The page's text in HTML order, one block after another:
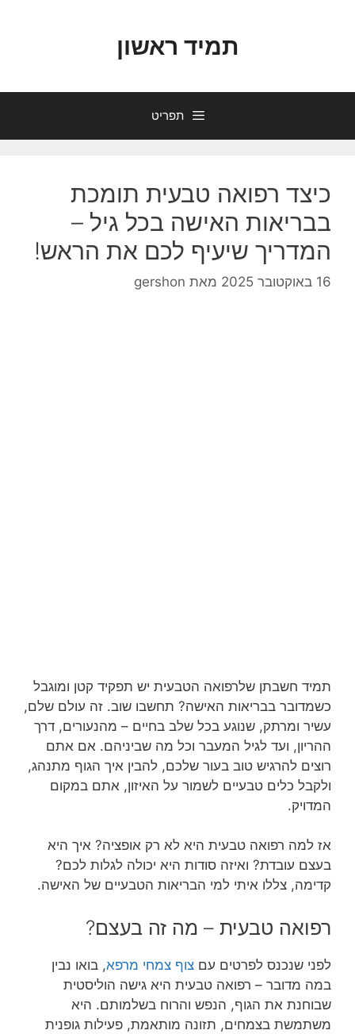
תמיד ראשון
תפריט
כיצד רפואה טבעית תומכת
בבריאות האישה בכל גיל –
המדריך שיעיף לכם את הראש!
16 באוקטובר 2025 מאת gershon
תמיד חשבתן שלרפואה הטבעית יש תפקיד קטן ומוגבל
כשמדובר בבריאות האישה? תחשבו שוב. זה עולם שלם,
עשיר ומרתק, שנוגע בכל שלב בחיים – מהנעורים, דרך
ההריון, ועד לגיל המעבר וכל מה שביניהם. אם אתם
רוצים להרגיש טוב בעור שלכם, להבין איך הגוף מתנהג,
ולקבל כלים טבעיים לשמור על האיזון, אתם במקום
המדויק.
אז למה רפואה טבעית היא לא רק אופציה? איך היא
בעצם עובדת? ואיזה סודות היא יכולה לגלות לכם?
קדימה, צללו איתי למי הבריאות הטבעיים של האישה.
רפואה טבעית – מה זה בעצם?
לפני שנכנס לפרטים עם צוף צמחי מרפא, בואו נבין
במה מדובר – רפואה טבעית היא גישה הוליסטית
שבוחנת את הגוף, הנפש והרוח בשלמותם. היא
משתמשת בצמחים, תזונה מותאמת, פעילות גופנית